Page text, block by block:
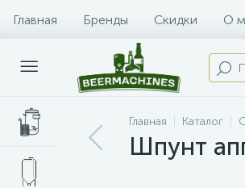
Главная Бренды Скидки О
Главная Каталог
Шпунт